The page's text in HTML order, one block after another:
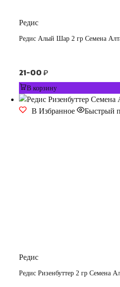
Редис
Редис Алый Шар 2 гр Семена
21-00₽
В корзину
В Избранное
Быстрый
Редис
Редис Ризенбуттер 2 гр Семена